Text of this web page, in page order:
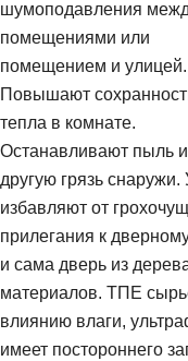
шумоподавления
помещениями или
помещением и улицей.
Повышают
тепла в комнате.
Останавливают пыль и
другую грязь
избавляют от
прилегания к
и сама дверь из
материалов. ТПЕ
влиянию влаги,
имеет постороннего